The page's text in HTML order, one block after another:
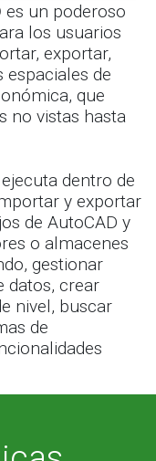
es un poderoso
los usuarios
exportar,
de
que
no vistas hasta
dentro de
y exportar
de AutoCAD y
o almacenes
gestionar
datos, crear
nivel, buscar
de